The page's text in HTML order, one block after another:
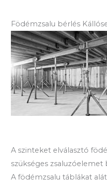
Födémzsalu bérlés
A szinteket elválasztó
szükséges zsaluzóelemet
A födémzsalu táblákat